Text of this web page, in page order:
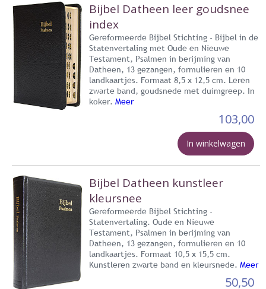
Bijbel Datheen leer goudsnee
index
Gereformeerde Bijbel Stichting - Bijbel in de
Statenvertaling met Oude en Nieuwe
Testament, Psalmen in berijming van
Datheen, 13 gezangen, formulieren en 10
landkaartjes. Formaat 8,5 x 12,5 cm. Leren
zwarte band, goudsnede met duimgreep. In
koker. Meer
103,00
In winkelwagen
Bijbel Datheen kunstleer
kleursnee
Gereformeerde Bijbel Stichting -
Statenvertaling. Oude en Nieuwe
Testament, Psalmen in berijming van
Datheen, 13 gezangen, formulieren en 10
landkaartjes. Formaat 10,5 x 15,5 cm.
Kunstleren zwarte band en kleursnede. Meer
50,50